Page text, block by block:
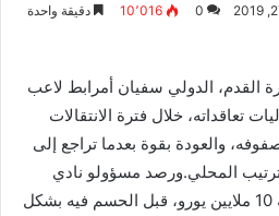
0 10٬016 دقيقة واحدة
القدم، الدولي سفيان أمرابط لاعب
تعاقداته، خلال فترة الانتقالات
والعودة بقوة بعدما تراجع إلى
المحلي.ورصد مسؤولو نادي
نابولي عرضا ماليا أوليا بقيمة 10 ملايين يورو، قبل الحسم فيه بشكل